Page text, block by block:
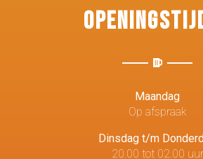
Maandag
Op afspraak
Dinsdag t/m
20.00 tot 02.00 uur